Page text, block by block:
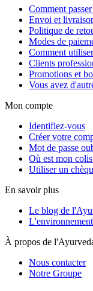
Comment
Envoi et
Politique de
Modes de
Comment
Clients
Promotions et
Vous avez
Mon compte
Identifiez-vous
Créer votre
Mot de passe
Où est mon
Utiliser un
En savoir plus
Le blog de
À propos de
Nous contacter
Notre Groupe